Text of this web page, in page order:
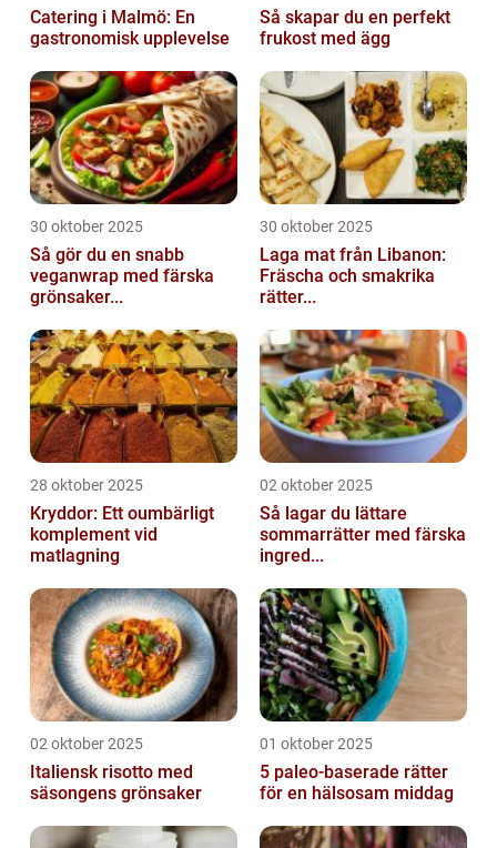
Catering i Malmö: En
gastronomisk upplevelse
Så skapar du en perfekt
frukost med ägg
30 oktober 2025
Så gör du en snabb
veganwrap med färska
grönsaker...
30 oktober 2025
Laga mat från Libanon:
Fräscha och smakrika
rätter...
28 oktober 2025
Kryddor: Ett oumbärligt
komplement vid
matlagning
02 oktober 2025
Så lagar du lättare
sommarrätter med färska
ingred...
02 oktober 2025
Italiensk risotto med
säsongens grönsaker
01 oktober 2025
5 paleo-baserade rätter
för en hälsosam middag